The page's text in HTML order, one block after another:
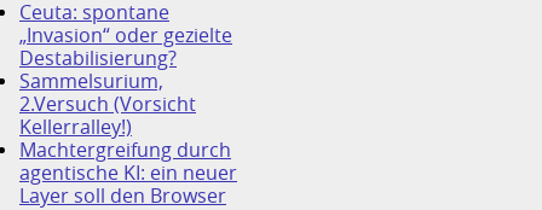
Ceuta: spontane
„Invasion“ oder gezielte
Destabilisierung?
Sammelsurium,
2.Versuch (Vorsicht
Kellerralley!)
Machtergreifung durch
agentische KI: ein neuer
Layer soll den Browser